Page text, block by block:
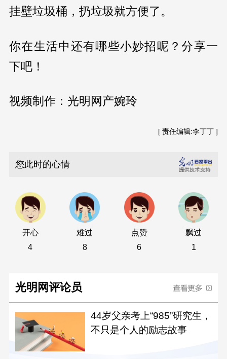
挂壁垃圾桶，扔垃圾就方便了。
你在生活中还有哪些小妙招呢？分享一
下吧！
视频制作：光明网产婉玲
[ 责任编辑:李丁丁 ]
您此时的心情
开心
4
难过
8
点赞
6
飘过
1
光明网评论员
44岁父亲考上“985”研究生，
不只是个人的励志故事